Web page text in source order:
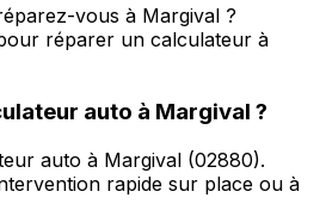
vous à Margival ?
réparer un calculateur à
auto à Margival ?
auto à Margival (02880).
rapide sur place ou à